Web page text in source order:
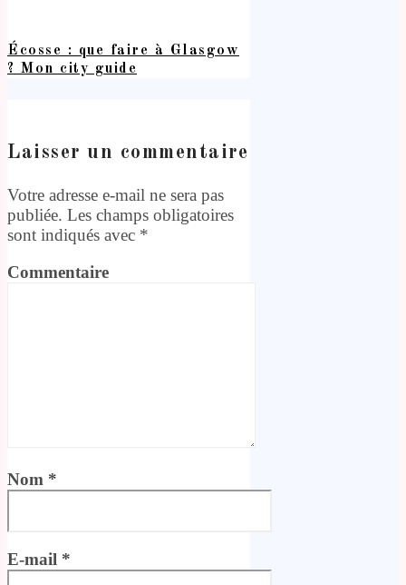
Écosse : que faire à Glasgow
? Mon city guide
Laisser un commentaire
Votre adresse e-mail ne sera pas
publiée. Les champs obligatoires
sont indiqués avec *
Commentaire
Nom *
E-mail *